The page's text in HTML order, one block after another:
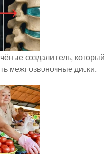
создали гель, который
межпозвоночные диски.